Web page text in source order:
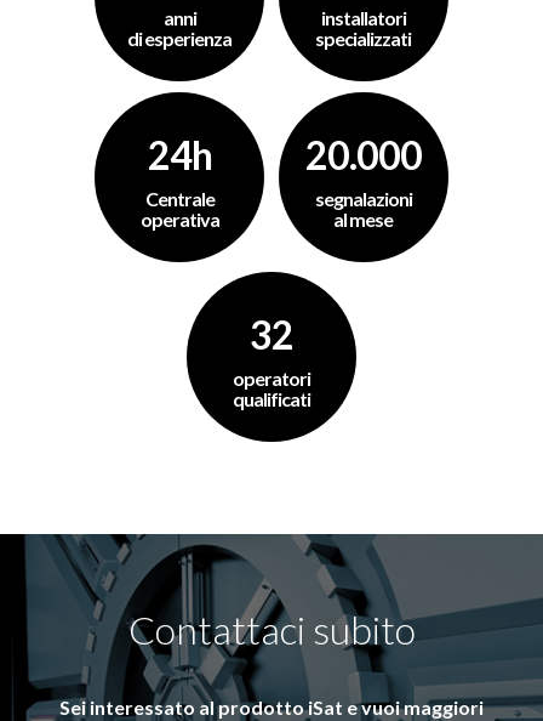
anni
di esperienza
installatori
specializzati
24h
Centrale
operativa
20.000
segnalazioni
al mese
32
operatori
qualificati
Contattaci subito
Sei interessato al prodotto iSat e vuoi maggiori